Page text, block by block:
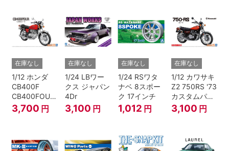
在庫なし
1/12 ホンダ
CB400F
CB400FOUR
'74
3,700 円
在庫なし
1/24 LBワー
クス ジャパン
4Dr
3,100 円
在庫なし
1/24 RSワタ
ナベ 8スポー
ク 17インチ
1,012 円
在庫なし
1/12 カワサキ
Z2 750RS '73
カスタムパー
ツ付き
3,100 円